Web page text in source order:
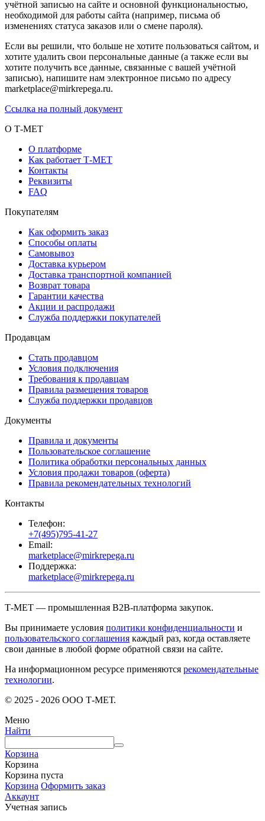
учётной записью на сайте и основной функциональностью,
необходимой для работы сайта (например, письма об
изменениях статуса заказов или о смене пароля).
Если вы решили, что больше не хотите пользоваться сайтом, и
хотите удалить свои персональные данные (а также если вы
хотите получить все данные, связанные с вашей учётной
записью), напишите нам электронное письмо по адресу
marketplace@mirkrepega.ru.
Ссылка на полный документ
О Т-МЕТ
О платформе
Как работает Т-МЕТ
Контакты
Реквизиты
FAQ
Покупателям
Как оформить заказ
Способы оплаты
Самовывоз
Доставка курьером
Доставка транспортной компанией
Возврат товара
Гарантии качества
Акции и распродажи
Служба поддержки покупателей
Продавцам
Стать продавцом
Условия подключения
Требования к продавцам
Правила размещения товаров
Служба поддержки продавцов
Документы
Правила и документы
Пользовательское соглашение
Политика обработки персональных данных
Условия продажи товаров (оферта)
Правила рекомендательных технологий
Контакты
Телефон:
+7(495)795-41-27
Email:
marketplace@mirkrepega.ru
Поддержка:
marketplace@mirkrepega.ru
Т-МЕТ — промышленная B2B-платформа закупок.
Вы принимаете условия политики конфиденциальности и
пользовательского соглашения каждый раз, когда оставляете
свои данные в любой форме обратной связи на сайте.
На информационном ресурсе применяются рекомендательные
технологии.
© 2025 - 2026 ООО Т-МЕТ.
Меню
Найти
Корзина
Корзина
Корзина пуста
Корзина Оформить заказ
Аккаунт
Учетная запись